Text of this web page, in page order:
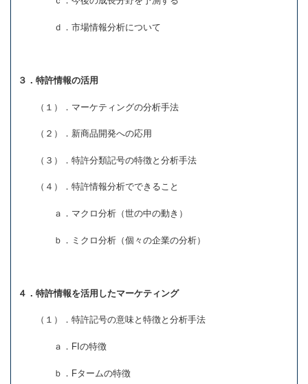
ｄ．市場情報分析について
３．特許情報の活用
（１）．マーケティングの分析手法
（２）．新商品開発への応用
（３）．特許分類記号の特徴と分析手法
（４）．特許情報分析でできること
ａ．マクロ分析（世の中の動き）
ｂ．ミクロ分析（個々の企業の分析）
４．特許情報を活用したマーケティング
（１）．特許記号の意味と特徴と分析手法
ａ．FIの特徴
ｂ．Fタームの特徴